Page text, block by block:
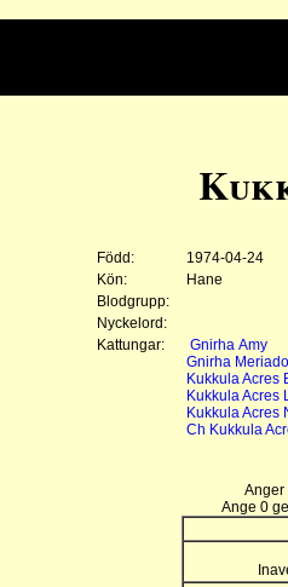
Född:
1974-04-24
Kön:
Hane
Blodgrupp:
Nyckelord:
Kattungar:
Gnirha Amy
Gnirha
Kukkula Acres
Kukkula Acres
Kukkula Acres
Ch Kukkula
Anger
Ange 0